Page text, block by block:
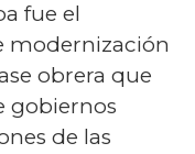
fue el
modernización
obrera que
gobiernos
de las